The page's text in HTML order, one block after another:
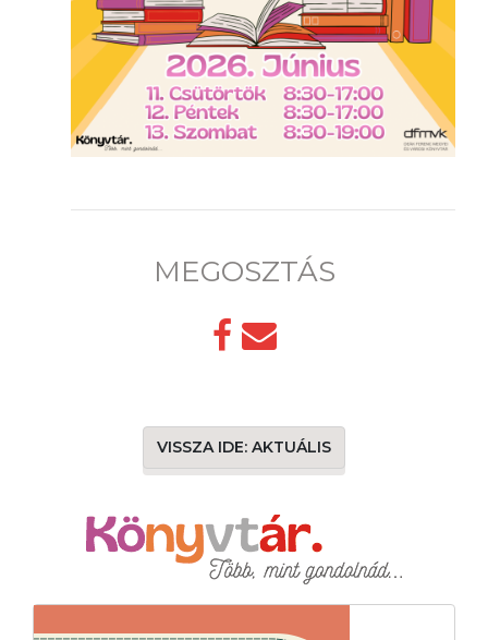
MEGOSZTÁS
VISSZA IDE: AKTUÁLIS